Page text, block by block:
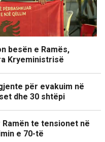
besën e Ramës,
Kryeministrisë
për evakuim në
dhe 30 shtëpi
te tensionet në
e 70-të